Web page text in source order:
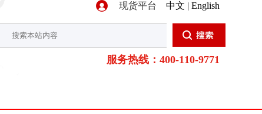
现货平台 中文 | English
服务热线：400-110-9771